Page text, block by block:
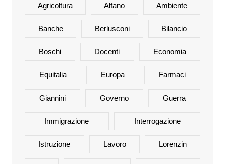
Agricoltura Alfano Ambiente
Banche Berlusconi Bilancio
Boschi Docenti Economia
Equitalia Europa Farmaci
Giannini Governo Guerra
Immigrazione Interrogazione
Istruzione Lavoro Lorenzin